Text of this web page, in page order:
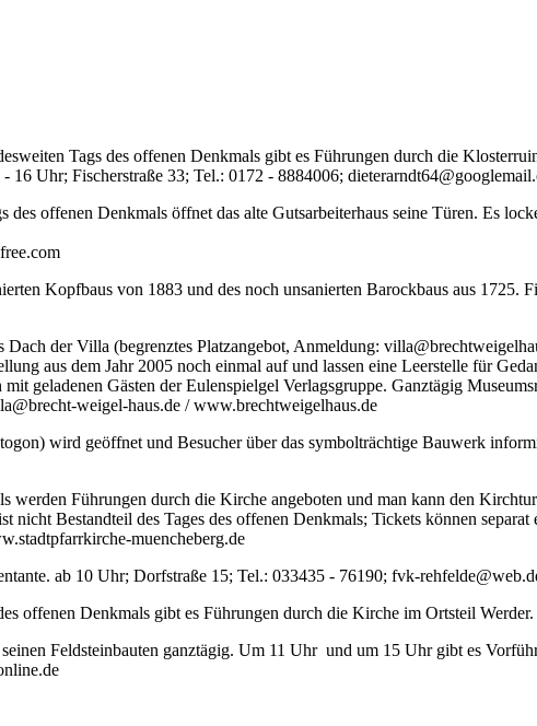
Tags des offenen Denkmals gibt es Führungen durch die
16 Uhr; Fischerstraße 33; Tel.: 0172 - 8884006;
offenen Denkmals öffnet das alte Gutsarbeiterhaus seine Türen. Es
Kopfbaus von 1883 und des noch unsanierten Barockbaus aus 1725.
der Villa (begrenztes Platzangebot, Anmeldung:
aus dem Jahr 2005 noch einmal auf und lassen eine Leerstelle für
geladenen Gästen der Eulenspielgel Verlagsgruppe. Ganztägig
weigel-haus.de / www.brechtweigelhaus.de
wird geöffnet und Besucher über das symbolträchtige Bauwerk
werden Führungen durch die Kirche angeboten und man kann den
Bestandteil des Tages des offenen Denkmals; Tickets können
muencheberg.de
ab 10 Uhr; Dorfstraße 15; Tel.: 033435 - 76190; fvk-
offenen Denkmals gibt es Führungen durch die Kirche im Ortsteil
Feldsteinbauten ganztägig. Um 11 Uhr und um 15 Uhr gibt es